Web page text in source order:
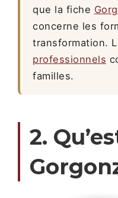
que la fiche
concerne les
transformation.
professionnels
familles.
2.